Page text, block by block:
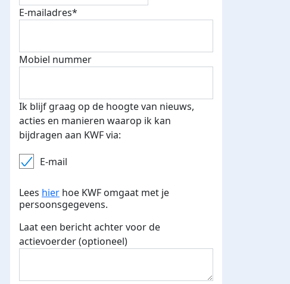
verdiend
E-mailadres*
Mobiel nummer
Ik blijf graag op de hoogte van nieuws,
acties en manieren waarop ik kan
bijdragen aan KWF via:
E-mail
Lees hier hoe KWF omgaat met je
persoonsgegevens.
Laat een bericht achter voor de
actievoerder (optioneel)